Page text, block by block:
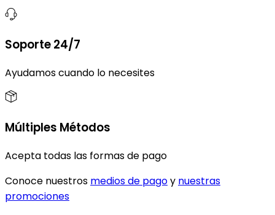
Soporte 24/7
Ayudamos cuando lo necesites
Múltiples Métodos
Acepta todas las formas de pago
Conoce nuestros medios de pagoy nuestras
promociones